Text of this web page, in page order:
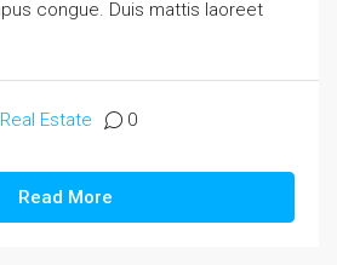
congue. Duis mattis laoreet
Real Estate 0
Read More